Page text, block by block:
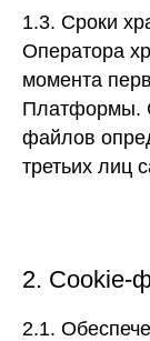
1.3. Сроки
Оператора
момента
Платформы.
файлов
третьих лиц
2. Cookie-
2.1.